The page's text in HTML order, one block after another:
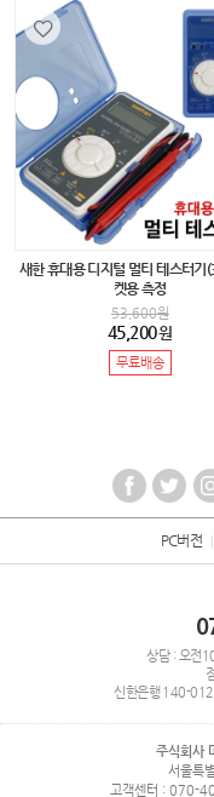
새한 휴대용 디지털 멀티 테스터기
켓용 측정
53,600원
45,200원
무료배송
PC버전
상담 : 오전
신한은행140-
주식회사
서울특
고객센터 : 070-